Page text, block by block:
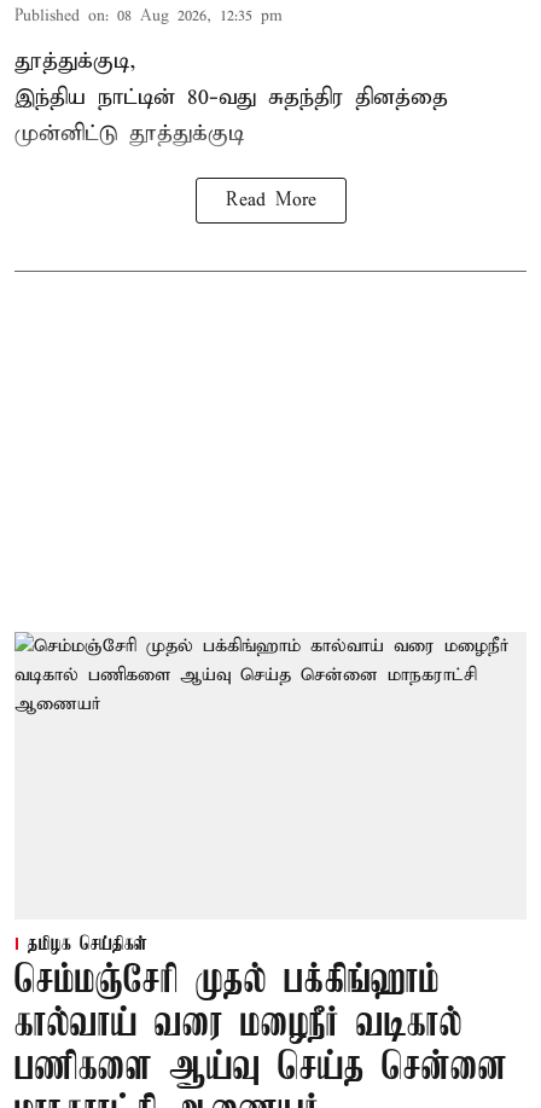
Published on: 08 Aug 2026, 12:35 pm
தூத்துக்குடி,
இந்திய நாட்டின் 80-வது சுதந்திர தினத்தை
முன்னிட்டு தூத்துக்குடி
Read More
தமிழக செய்திகள்
செம்மஞ்சேரி முதல் பக்கிங்ஹாம்
கால்வாய் வரை மழைநீர் வடிகால்
பணிகளை ஆய்வு செய்த சென்னை